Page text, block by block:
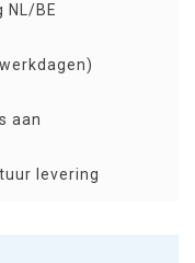
NL/BE
aan
levering